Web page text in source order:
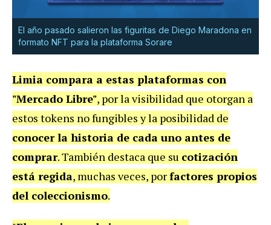
El año pasado salieron las figuritas de Diego Maradona en
formato NFT para la plataforma Sorare
Limia compara a estas plataformas con
"Mercado Libre", por la visibilidad que otorgan a
estos tokens no fungibles y la posibilidad de
conocer la historia de cada uno antes de
comprar. También destaca que su cotización
está regida, muchas veces, porfactores propios
del coleccionismo.